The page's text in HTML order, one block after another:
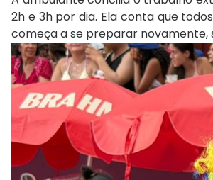
2h e 3h por dia. Ela conta que
começa a se preparar novamente,